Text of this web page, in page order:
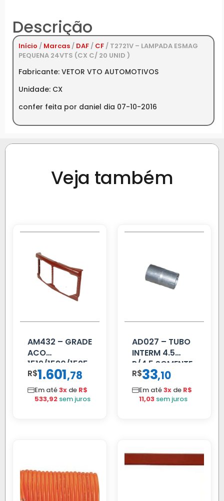
Descrição
Início / Marcas / DAF / CF / T2721V – LAMPADA ESMAG
PEQUENA 24VTS (CX C/ 20 UNID )
Fabricante: VETOR VTO AUTOMOTIVOS
Unidade: CX
confer feita por daniel dia 07-10-2016
Veja também
AM432 – GRADE
ACO
1519/1520/1525
R$1.601,78
Em até3x de R$
533,92 sem juros
AD027 – TUBO
INTERM 4.5
P/4.5 SOMENTE
PROLONGADOR
R$33,10
Em até3x de R$
11,03 sem juros